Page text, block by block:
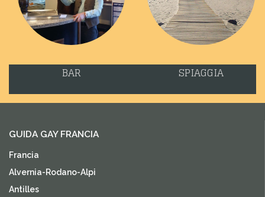
BAR SPIAGGIA
GUIDA GAY FRANCIA
Francia
Alvernia-Rodano-Alpi
Antilles